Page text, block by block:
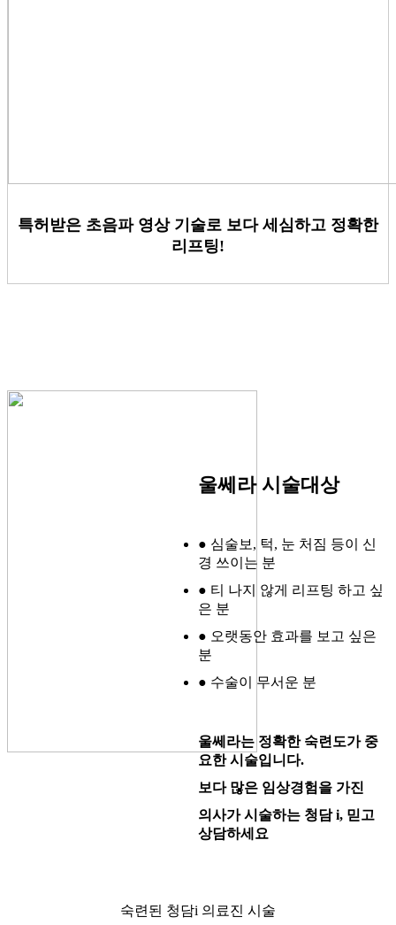
특허받은 초음파 영상 기술로 보다 세심하고 정확한
리프팅!
울쎄라 시술대상
● 심술보, 턱, 눈 처짐 등이 신
경 쓰이는 분
● 티 나지 않게 리프팅 하고 싶
은 분
● 오랫동안 효과를 보고 싶은
분
● 수술이 무서운 분
울쎄라는 정확한 숙련도가 중
요한 시술입니다.
보다 많은 임상경험을 가진
의사가 시술하는 청담 i, 믿고
상담하세요
숙련된 청담i 의료진 시술